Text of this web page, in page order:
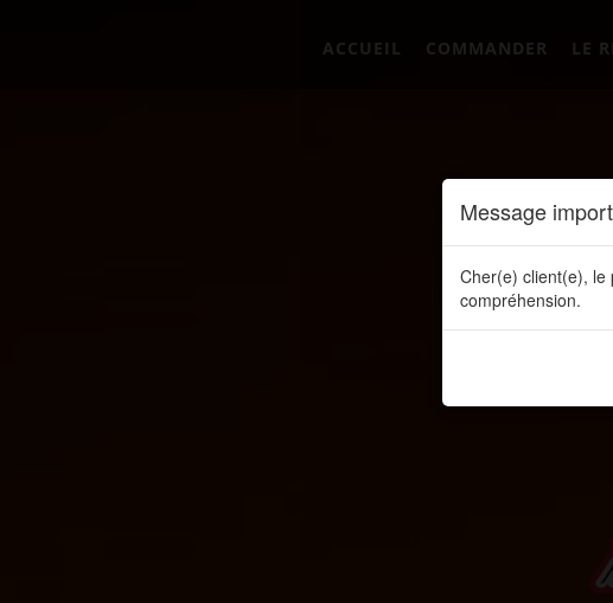
ACCUEIL COMMANDER LE
Message
Cher(e) client(e), le
compréhension.